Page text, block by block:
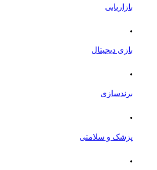
بازاریابی
.
بازی دیجیتال
.
برندسازی
.
پزشک و سلامتی
.